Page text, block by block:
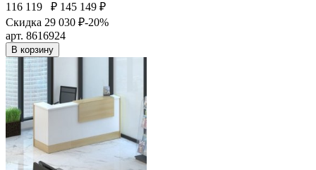
116 119
₽ 145 149 ₽
Скидка 29 030 ₽-20%
арт. 8616924
В корзину